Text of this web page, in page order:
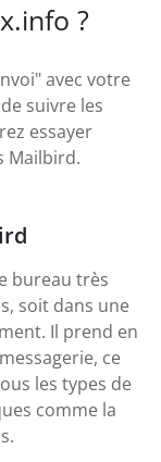
?
avec votre
suivre les
essayer
Mailbird.
bureau très
soit dans une
Il prend en
ce
les types de
comme la